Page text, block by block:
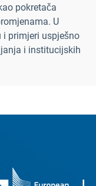
pokretača
U
i primjeri uspješno
i institucijskih